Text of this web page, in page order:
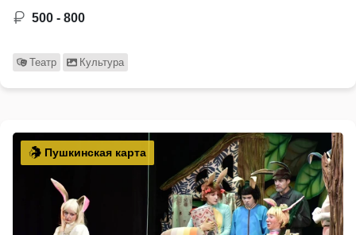
500 - 800
Театр Культура
Пушкинская карта